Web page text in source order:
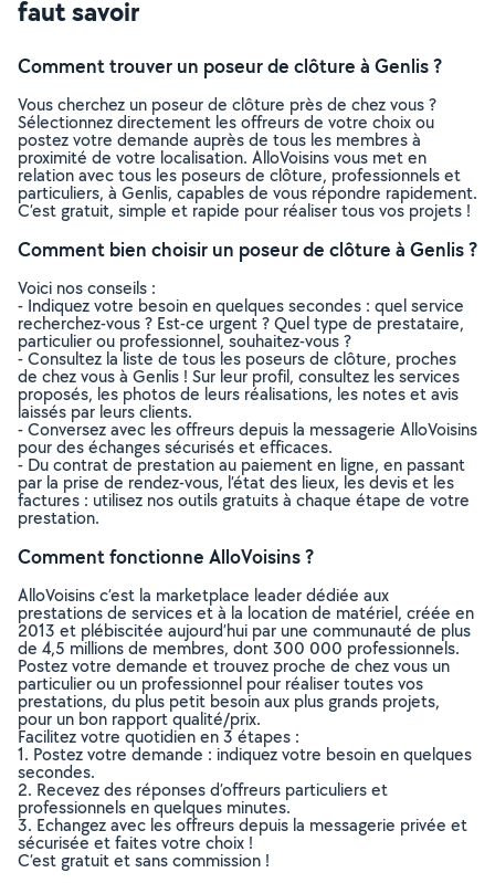
faut savoir
Comment trouver un poseur de clôture à Genlis ?
Vous cherchez un poseur de clôture près de chez vous ?
Sélectionnez directement les offreurs de votre choix ou
postez votre demande auprès de tous les membres à
proximité de votre localisation. AlloVoisins vous met en
relation avec tous les poseurs de clôture, professionnels et
particuliers, à Genlis, capables de vous répondre rapidement.
C’est gratuit, simple et rapide pour réaliser tous vos projets !
Comment bien choisir un poseur de clôture à Genlis ?
Voici nos conseils :
- Indiquez votre besoin en quelques secondes : quel service
recherchez-vous ? Est-ce urgent ? Quel type de prestataire,
particulier ou professionnel, souhaitez-vous ?
- Consultez la liste de tous les poseurs de clôture, proches
de chez vous à Genlis ! Sur leur profil, consultez les services
proposés, les photos de leurs réalisations, les notes et avis
laissés par leurs clients.
- Conversez avec les offreurs depuis la messagerie AlloVoisins
pour des échanges sécurisés et efficaces.
- Du contrat de prestation au paiement en ligne, en passant
par la prise de rendez-vous, l’état des lieux, les devis et les
factures : utilisez nos outils gratuits à chaque étape de votre
prestation.
Comment fonctionne AlloVoisins ?
AlloVoisins c’est la marketplace leader dédiée aux
prestations de services et à la location de matériel, créée en
2013 et plébiscitée aujourd’hui par une communauté de plus
de 4,5 millions de membres, dont 300 000 professionnels.
Postez votre demande et trouvez proche de chez vous un
particulier ou un professionnel pour réaliser toutes vos
prestations, du plus petit besoin aux plus grands projets,
pour un bon rapport qualité/prix.
Facilitez votre quotidien en 3 étapes :
1. Postez votre demande : indiquez votre besoin en quelques
secondes.
2. Recevez des réponses d’offreurs particuliers et
professionnels en quelques minutes.
3. Echangez avec les offreurs depuis la messagerie privée et
sécurisée et faites votre choix !
C’est gratuit et sans commission !